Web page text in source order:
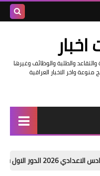
والطلبة والوظائف وغيرها
واخر الاخبار العراقية
اخبار وزارة التربية والتعليم